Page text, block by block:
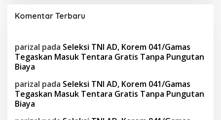
Komentar Terbaru
parizal pada Seleksi TNI AD, Korem 041/Gamas
Tegaskan Masuk Tentara Gratis Tanpa Pungutan
Biaya
parizal pada Seleksi TNI AD, Korem 041/Gamas
Tegaskan Masuk Tentara Gratis Tanpa Pungutan
Biaya